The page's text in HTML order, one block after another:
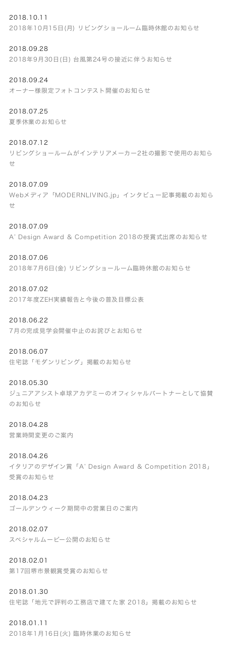
2018.10.11
2018年10月15日(月) リビングショールーム臨時休館のお知らせ
2018.09.28
2018年9月30日(日) 台風第24号の接近に伴うお知らせ
2018.09.24
オーナー様限定フォトコンテスト開催のお知らせ
2018.07.25
夏季休業のお知らせ
2018.07.12
リビングショールームがインテリアメーカー2社の撮影で使用のお知ら
せ
2018.07.09
Webメディア「MODERNLIVING.jp」インタビュー記事掲載のお知ら
せ
2018.07.09
A’ Design Award & Competition 2018の授賞式出席のお知らせ
2018.07.06
2018年7月6日(金) リビングショールーム臨時休館のお知らせ
2018.07.02
2017年度ZEH実績報告と今後の普及目標公表
2018.06.22
7月の完成見学会開催中止のお詫びとお知らせ
2018.06.07
住宅誌「モダンリビング」掲載のお知らせ
2018.05.30
ジュニアアシスト卓球アカデミーのオフィシャルパートナーとして協賛
のお知らせ
2018.04.28
営業時間変更のご案内
2018.04.26
イタリアのデザイン賞「A’ Design Award & Competition 2018」
受賞のお知らせ
2018.04.23
ゴールデンウィーク期間中の営業日のご案内
2018.02.07
スペシャルムービー公開のお知らせ
2018.02.01
第17回堺市景観賞受賞のお知らせ
2018.01.30
住宅誌「地元で評判の工務店で建てた家 2018」掲載のお知らせ
2018.01.11
2018年1月16日(火) 臨時休業のお知らせ